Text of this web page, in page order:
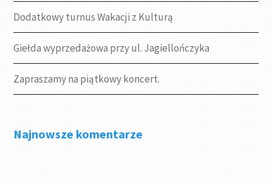
Dodatkowy turnus Wakacji z Kulturą
Giełda wyprzedażowa przy ul. Jagiellończyka
Zapraszamy na piątkowy koncert.
Najnowsze komentarze